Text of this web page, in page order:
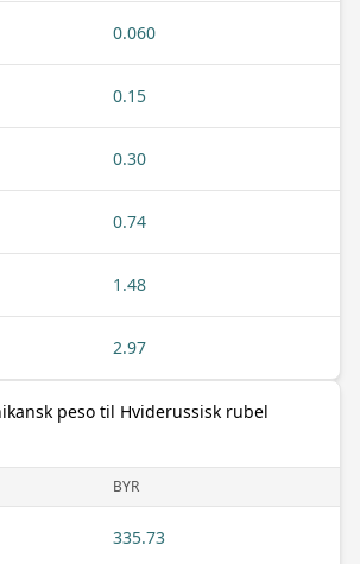
0.060
0.15
0.30
0.74
1.48
2.97
peso til Hviderussisk rubel
BYR
335.73